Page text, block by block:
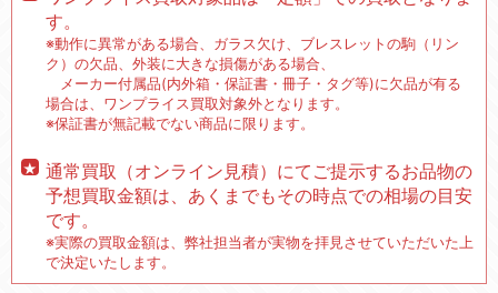
す。
※動作に異常がある場合、ガラス欠け、ブレスレットの駒（リン
ク）の欠品、外装に大きな損傷がある場合、
メーカー付属品(内外箱・保証書・冊子・タグ等)に欠品が有る
場合は、ワンプライス買取対象外となります。
※保証書が無記載でない商品に限ります。
通常買取（オンライン見積）にてご提示するお品物の
予想買取金額は、あくまでもその時点での相場の目安
です。
※実際の買取金額は、弊社担当者が実物を拝見させていただいた上
で決定いたします。